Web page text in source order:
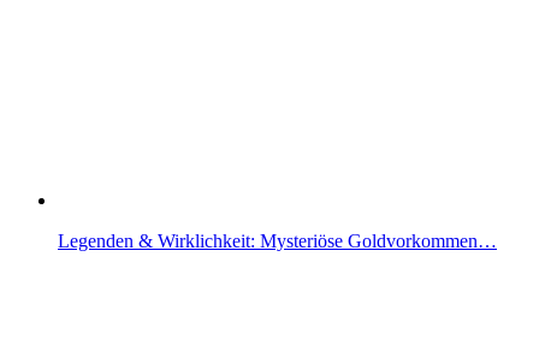
Legenden & Wirklichkeit: Mysteriöse Goldvorkommen…